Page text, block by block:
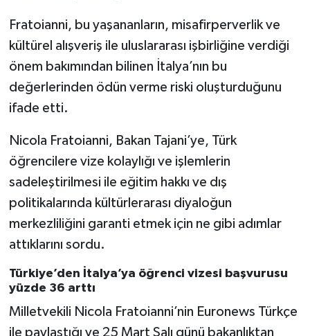
Fratoianni, bu yaşananların, misafirperverlik ve
kültürel alışveriş ile uluslararası işbirliğine verdiği
önem bakımından bilinen İtalya’nın bu
değerlerinden ödün verme riski oluşturduğunu
ifade etti.
Nicola Fratoianni, Bakan Tajani’ye, Türk
öğrencilere vize kolaylığı ve işlemlerin
sadeleştirilmesi ile eğitim hakkı ve dış
politikalarında kültürlerarası diyaloğun
merkezliliğini garanti etmek için ne gibi adımlar
attıklarını sordu.
Türkiye’den İtalya’ya öğrenci vizesi başvurusu
yüzde 36 arttı
Milletvekili Nicola Fratoianni’nin Euronews Türkçe
ile paylaştığı ve 25 Mart Salı günü bakanlıktan